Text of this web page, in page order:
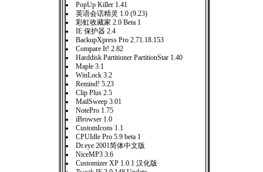
PopUp Killer 1.41
英语会话精灵 1.0 (9.23)
彩虹收藏家 2.0 Beta 1
IE 保护器 2.4
BackupXpress Pro 2.71.18.153
Compare It! 2.82
Harddisk Partitioner PartitionStar 1.40
Maple 3.1
WinLock 3.2
Remind! 5.23
Clip Plus 2.5
MailSweep 3.01
NotePro 1.75
iBrowser 1.0
CustomIcons 1.1
CPUIdle Pro 5.9 beta 1
Dr.eye 2001简体中文版
NiceMP3 3.6
Customizer XP 1.0.1 汉化版